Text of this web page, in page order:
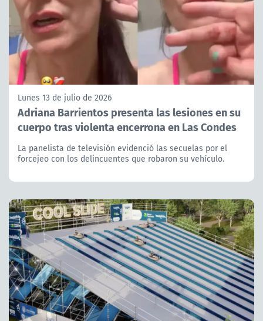
Lunes 13 de julio de 2026
Adriana Barrientos presenta las lesiones en su
cuerpo tras violenta encerrona en Las Condes
La panelista de televisión evidenció las secuelas por el
forcejeo con los delincuentes que robaron su vehículo.